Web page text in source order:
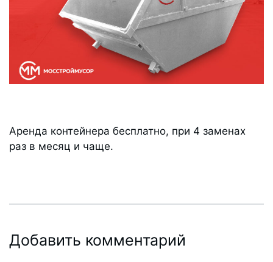
Аренда контейнера бесплатно, при 4 заменах
раз в месяц и чаще.
Добавить комментарий